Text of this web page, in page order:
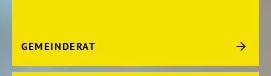
GEMEINDERAT